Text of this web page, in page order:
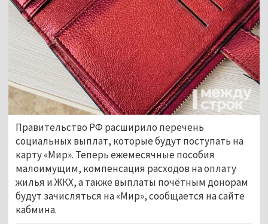
Правительство РФ расширило перечень
социальных выплат, которые будут поступать на
карту «Мир». Теперь ежемесячные пособия
малоимущим, компенсация расходов на оплату
жилья и ЖКХ, а также выплаты почётным донорам
будут зачисляться на «Мир», сообщается на сайте
кабмина.